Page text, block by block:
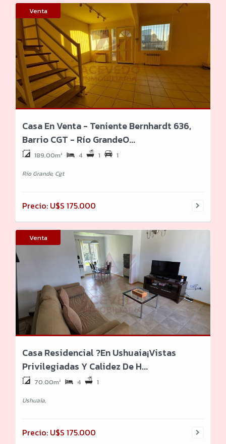
Venta
Casa En Venta - Teniente Bernhardt 636,
Barrio CGT - Río GrandeO...
189.00m² 4 1 1
Río Grande, Cgt
Precio: U$S 175.000
Venta
Casa Residencial ?en Ushuaia¡Vistas
Privilegiadas Y Calidez De H...
70.00m² 4 1
Ushuaia,
Precio: U$S 175.000